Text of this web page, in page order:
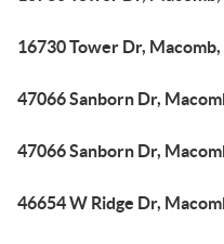
16730 Tower Dr,
47066 Sanborn Dr,
47066 Sanborn Dr,
46654 W Ridge Dr,